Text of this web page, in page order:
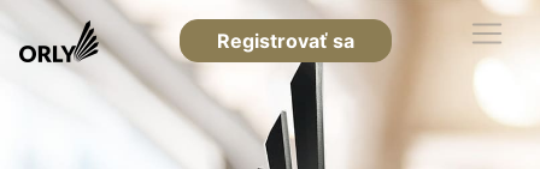
Registrovať sa